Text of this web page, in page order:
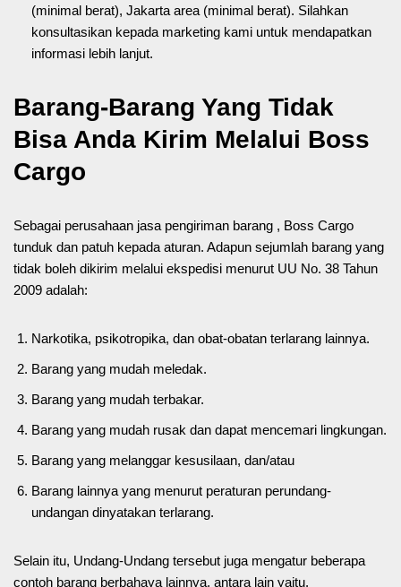
(minimal berat), Jakarta area (minimal berat). Silahkan
konsultasikan kepada marketing kami untuk mendapatkan
informasi lebih lanjut.
Barang-Barang Yang Tidak
Bisa Anda Kirim Melalui Boss
Cargo
Sebagai perusahaan jasa pengiriman barang , Boss Cargo
tunduk dan patuh kepada aturan. Adapun sejumlah barang yang
tidak boleh dikirim melalui ekspedisi menurut UU No. 38 Tahun
2009 adalah:
Narkotika, psikotropika, dan obat-obatan terlarang lainnya.
Barang yang mudah meledak.
Barang yang mudah terbakar.
Barang yang mudah rusak dan dapat mencemari lingkungan.
Barang yang melanggar kesusilaan, dan/atau
Barang lainnya yang menurut peraturan perundang-
undangan dinyatakan terlarang.
Selain itu, Undang-Undang tersebut juga mengatur beberapa
contoh barang berbahaya lainnya, antara lain yaitu.